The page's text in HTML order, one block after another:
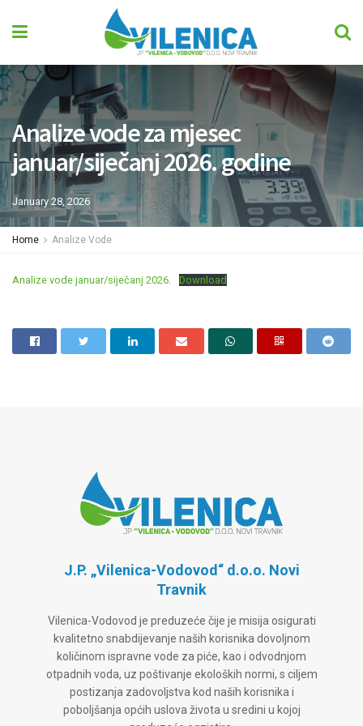
Analize vode za mjesec
januar/siječanj 2026. godine
January 28, 2026
Home Analize Vode
Analize vode januar/siječanj 2026. Download
J.P. „Vilenica-Vodovod“ d.o.o. Novi
Travnik
Vilenica-Vodovod je preduzeće čije je misija osigurati
kvalitetno snabdijevanje naših korisnika dovoljnom
količinom ispravne vode za piće, kao i odvodnjom
otpadnih voda, uz poštivanje ekoloških normi, s ciljem
postizanja zadovoljstva kod naših korisnika i
poboljšanja općih uslova života u sredini u kojoj